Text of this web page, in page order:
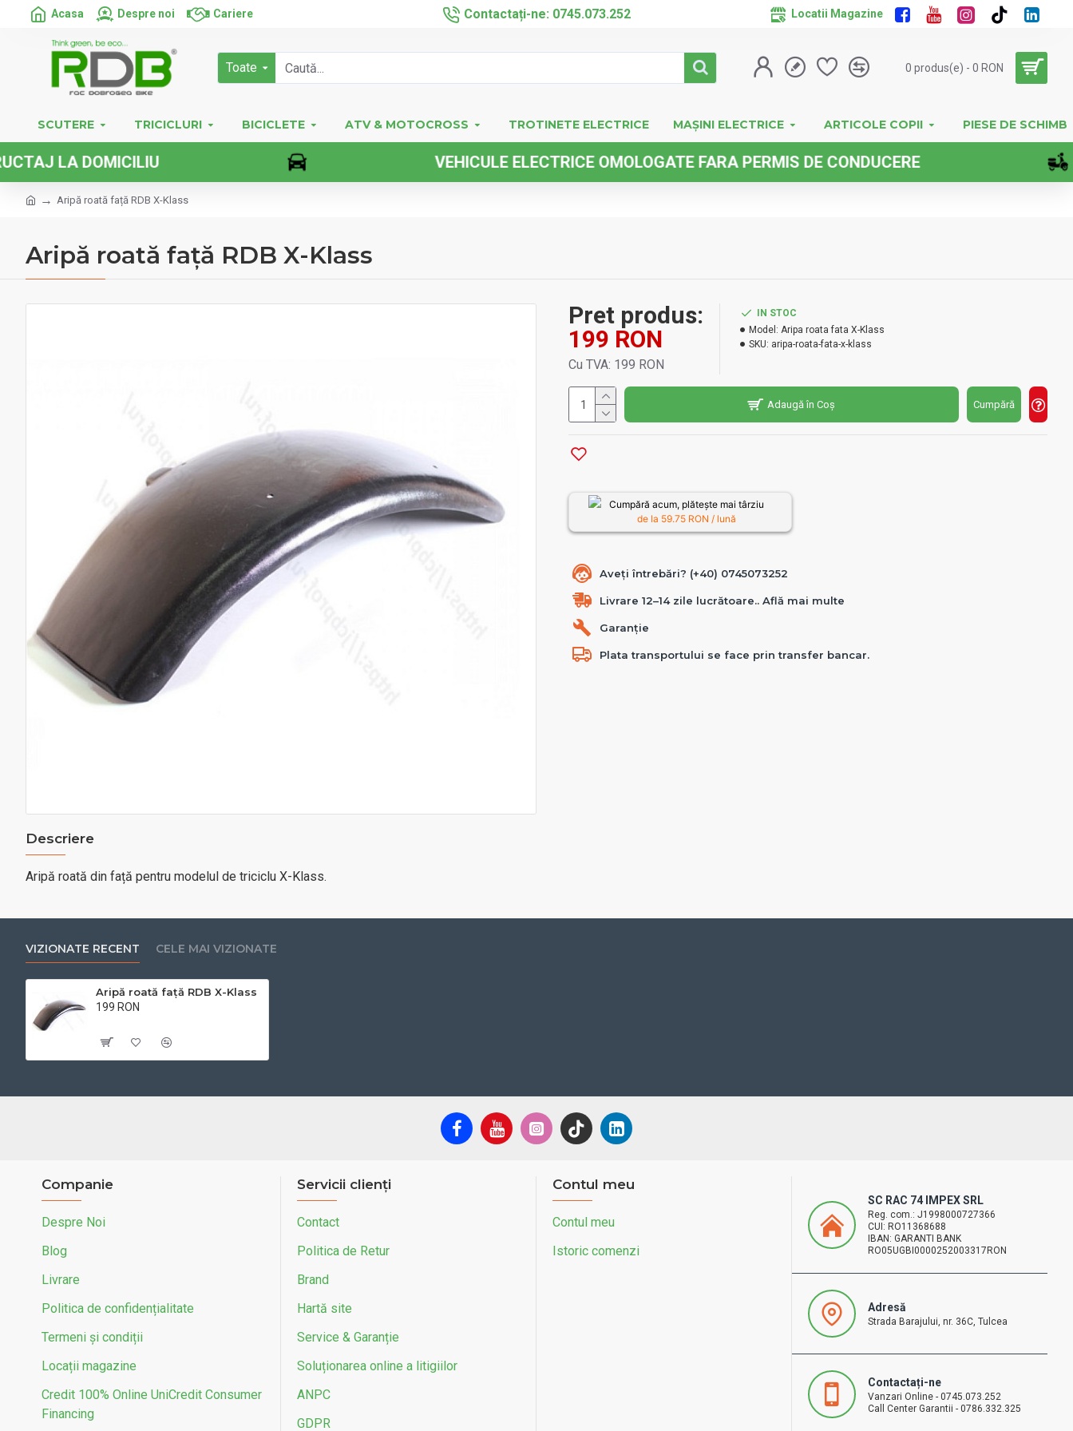
Acasa Despre noi Cariere Contactați-ne: 0745.073.252 Locatii Magazine
Toate 0 produs(e) - 0 RON
SCUTERE TRICICLURI BICICLETE ATV & MOTOCROSS TROTINETE ELECTRICE MAȘINI ELECTRICE ARTICOLE COPII PIESE DE SCHIMB
DOMICILIU VEHICULE ELECTRICE OMOLOGATE FARA PERMIS DE CONDUCERE
Aripă roată față RDB X-Klass
Aripă roată față RDB X-Klass
Descriere
Aripă roată din față pentru modelul de triciclu X-Klass.
Pret produs:
199 RON
Cu TVA: 199 RON
IN STOC
Model: Aripa roata fata X-Klass
SKU: aripa-roata-fata-x-klass
Adaugă în Coș Cumpără
Cumpără acum, plătește mai târziu
de la 59.75 RON / lună
Aveți întrebări? (+40) 0745073252
Livrare 12–14 zile lucrătoare.. Află mai multe
Garanție
Plata transportului se face prin transfer bancar.
VIZIONATE RECENT CELE MAI VIZIONATE
Aripă roată față RDB X-Klass
199 RON
Companie
Despre Noi
Blog
Livrare
Politica de confidențialitate
Termeni și condiții
Locații magazine
Credit 100% Online UniCredit Consumer
Financing
Servicii clienți
Contact
Politica de Retur
Brand
Hartă site
Service & Garanție
Soluționarea online a litigiilor
ANPC
GDPR
Contul meu
Contul meu
Istoric comenzi
SC RAC 74 IMPEX SRL
Reg. com.: J1998000727366
CUI: RO11368688
IBAN: GARANTI BANK
RO05UGBI0000252003317RON
Adresă
Strada Barajului, nr. 36C, Tulcea
Contactați-ne
Vanzari Online - 0745.073.252
Call Center Garantii - 0786.332.325